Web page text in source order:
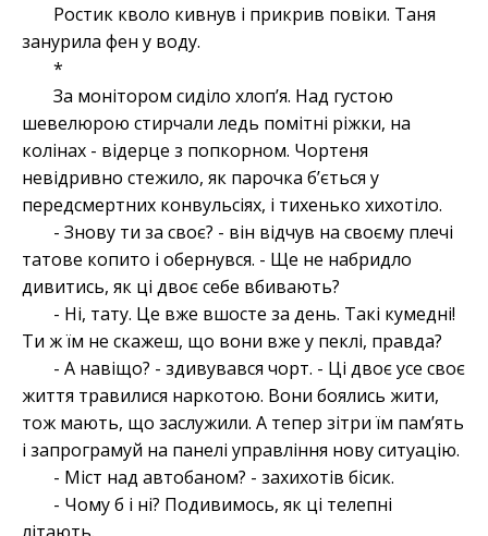
Ростик кволо кивнув і прикрив повіки. Таня
занурила фен у воду.
*
За монітором сиділо хлоп’я. Над густою
шевелюрою стирчали ледь помітні ріжки, на
колінах - відерце з попкорном. Чортеня
невідривно стежило, як парочка б’ється у
передсмертних конвульсіях, і тихенько хихотіло.
- Знову ти за своє? - він відчув на своєму плечі
татове копито і обернувся. - Ще не набридло
дивитись, як ці двоє себе вбивають?
- Ні, тату. Це вже вшосте за день. Такі кумедні!
Ти ж їм не скажеш, що вони вже у пеклі, правда?
- А навіщо? - здивувався чорт. - Ці двоє усе своє
життя травилися наркотою. Вони боялись жити,
тож мають, що заслужили. А тепер зітри їм пам’ять
і запрограмуй на панелі управління нову ситуацію.
- Міст над автобаном? - захихотів бісик.
- Чому б і ні? Подивимось, як ці телепні